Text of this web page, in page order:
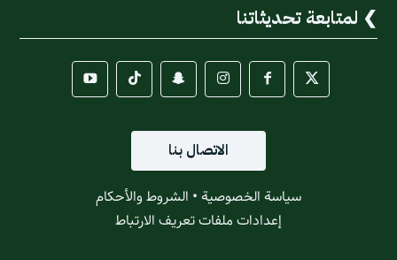
لمتابعة تحديثاتنا
الاتصال بنا
سياسة الخصوصية • الشروط والأحكام
إعدادات ملفات تعريف الارتباط